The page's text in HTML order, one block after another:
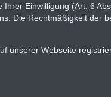
Einwilligung (Art. 6
Die Rechtmäßigkeit der
unserer Webseite